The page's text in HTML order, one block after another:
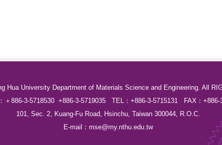
Hua University Department of Materials Science and Engineering. All
＋886-3-5718530 +886-3-5719035 TEL：+886-3-5715131 FAX：+886-
101, Sec. 2, Kuang-Fu Road, Hsinchu, Taiwan 300044, R.O.C.
E-mail： mse@my.nthu.edu.tw